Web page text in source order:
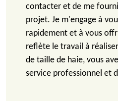
contacter et de me
projet. Je m'engage à
rapidement et à vous
reflète le travail à
de taille de haie, vous
service professionnel et